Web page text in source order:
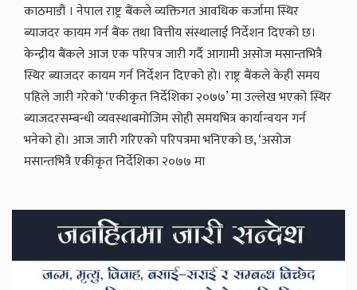
काठमाडौं । नेपाल राष्ट्र बैंकले व्यक्तिगत आवधिक कर्जामा स्थिर
ब्याजदर कायम गर्न बैंक तथा वित्तीय संस्थालाई निर्देशन दिएको छ।
केन्द्रीय बैंकले आज एक परिपत्र जारी गर्दै आगामी असोज मसान्तभित्रै
स्थिर ब्याजदर कायम गर्न निर्देशन दिएको हो। राष्ट्र बैंकले केही समय
पहिले जारी गरेको ‘एकीकृत निर्देशिका २०७७’ मा उल्लेख भएको स्थिर
ब्याजदरसम्बन्धी व्यवस्थाबमोजिम सोही समयभित्र कार्यान्वयन गर्न
भनेको हो। आज जारी गरिएको परिपत्रमा भनिएको छ, ‘असोज
मसान्तभित्रै एकीकृत निर्देशिका २०७७ मा
Secondary
Sidebar